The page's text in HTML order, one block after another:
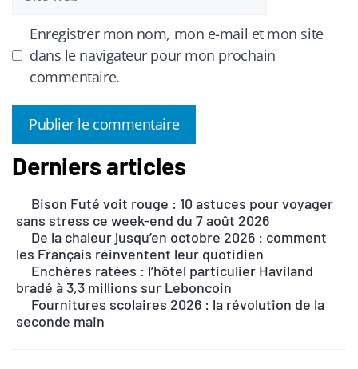
web
Enregistrer mon nom, mon e-mail et mon site
dans le navigateur pour mon prochain
commentaire.
A
e
r
a
Derniers articles
Bison Futé voit rouge : 10 astuces pour voyager
sans stress ce week-end du 7 août 2026
De la chaleur jusqu’en octobre 2026 : comment
les Français réinventent leur quotidien
Enchères ratées : l’hôtel particulier Haviland
bradé à 3,3 millions sur Leboncoin
Fournitures scolaires 2026 : la révolution de la
seconde main